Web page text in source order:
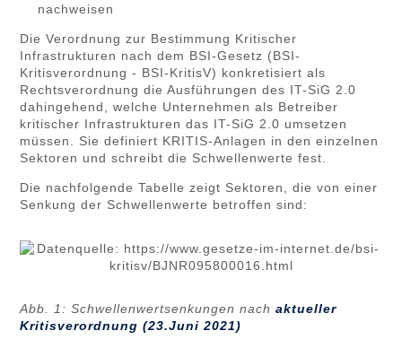
nachweisen
Die Verordnung zur Bestimmung Kritischer
Infrastrukturen nach dem BSI-Gesetz (BSI-
Kritisverordnung - BSI-KritisV) konkretisiert als
Rechtsverordnung die Ausführungen des IT-SiG 2.0
dahingehend, welche Unternehmen als Betreiber
kritischer Infrastrukturen das IT-SiG 2.0 umsetzen
müssen. Sie definiert KRITIS-Anlagen in den einzelnen
Sektoren und schreibt die Schwellenwerte fest.
Die nachfolgende Tabelle zeigt Sektoren, die von einer
Senkung der Schwellenwerte betroffen sind:
Abb. 1: Schwellenwertsenkungen nach aktueller
Kritisverordnung (23.Juni 2021)